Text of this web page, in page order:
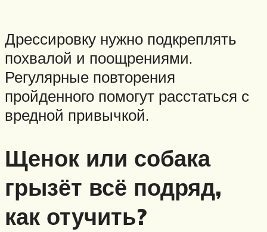
Дрессировку нужно подкреплять
похвалой и поощрениями.
Регулярные повторения
пройденного помогут расстаться с
вредной привычкой.
Щенок или собака
грызёт всё подряд,
как отучить?